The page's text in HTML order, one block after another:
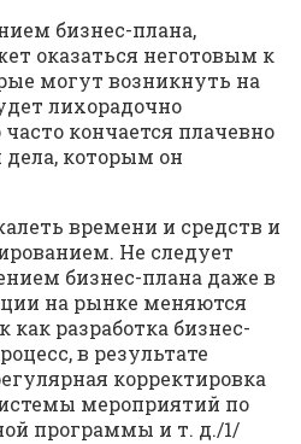
бизнес-плана,
оказаться неготовым к
могут возникнуть на
лихорадочно
кончается плачевно
дела, которым он
времени и средств и
Не следует
бизнес-плана даже в
на рынке меняются
как разработка бизнес-
в результате
корректировка
мероприятий по
программы и т. д./1/